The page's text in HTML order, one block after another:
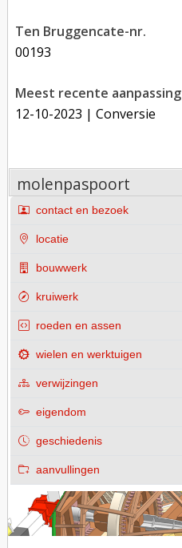
Ten Bruggencate-nr.
00193
Meest recente aanpassing
12-10-2023 | Conversie
molenpaspoort
contact en bezoek
locatie
bouwwerk
kruiwerk
roeden en assen
wielen en werktuigen
verwijzingen
eigendom
geschiedenis
aanvullingen